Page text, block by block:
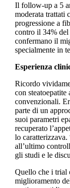
Il follow-up a 5
moderata trattati
progressione a
contro il 34%
confermano il
specialmente in
Esperienza
Ricordo
con
convenzionali.
parte di un
suoi parametri
recuperato
lo
all’ultimo
gli studi e le
Quello che i trial
miglioramento